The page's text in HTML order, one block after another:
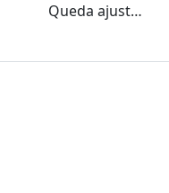
Queda ajustado